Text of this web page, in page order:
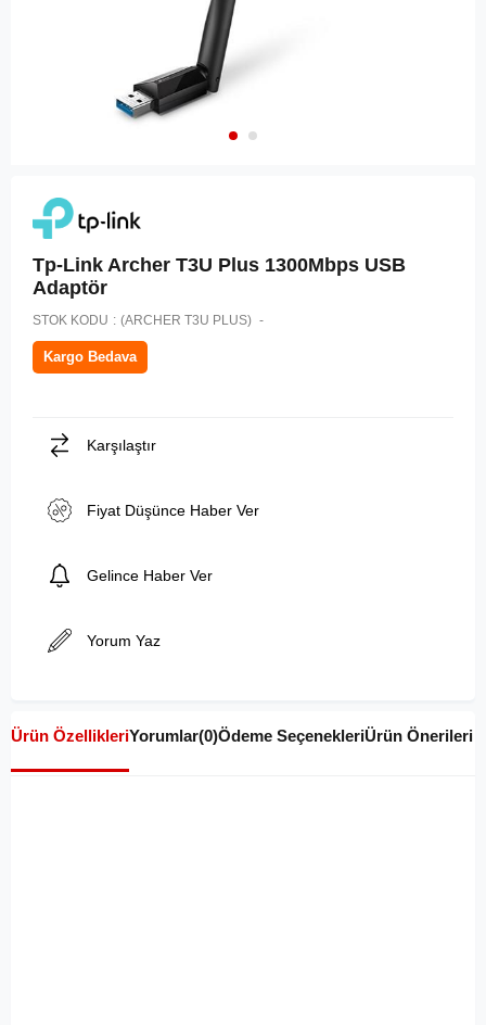
Tp-Link Archer T3U Plus 1300Mbps USB
Adaptör
STOK KODU (ARCHER T3U PLUS)
Kargo Bedava
Karşılaştır
Fiyat Düşünce Haber Ver
Gelince Haber Ver
Yorum Yaz
Ürün ÖzellikleriYorumlar(0)Ödeme SeçenekleriÜrün Önerileri